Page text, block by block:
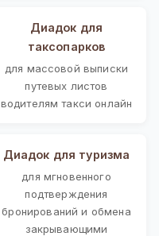
Диадок для
таксопарков
для массовой выписки
путевых листов
водителям такси онлайн
Диадок для туризма
для мгновенного
подтверждения
бронирований и обмена
закрывающими